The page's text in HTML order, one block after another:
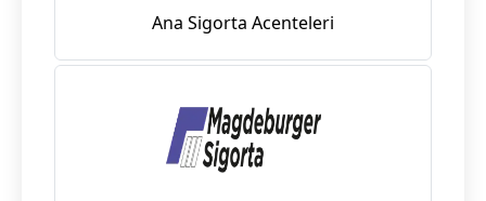
Ana Sigorta Acenteleri